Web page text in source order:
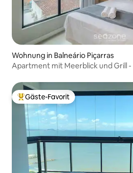
Wohnung in Balneário Piçarras
Apartment mit Meerblick und Grill -
Beliebter Gäste-Favorit.
Gäste-Favorit